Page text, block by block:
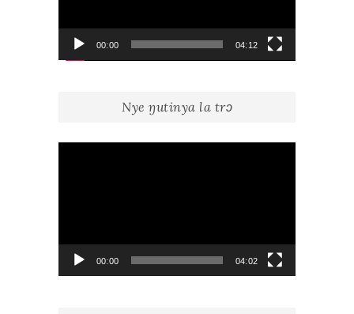
00:00 04:12
Nye ŋutinya la trɔ
00:00 04:02